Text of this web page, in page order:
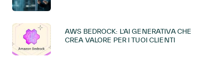
AWS BEDROCK: L’AI GENERATIVA CHE
CREA VALORE PER I TUOI CLIENTI